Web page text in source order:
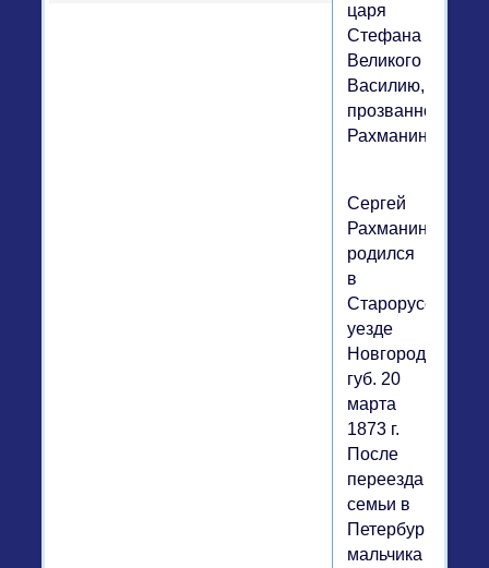
царя
Стефана
Великого
Василию,
прозванного
Рахманиным.
Сергей
Рахманинов
родился
в
Старорусском
уезде
Новгородской
губ. 20
марта
1873 г.
После
переезда
семьи в
Петербург
мальчика